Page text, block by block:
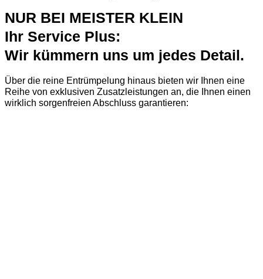
NUR BEI MEISTER KLEIN
Ihr Service Plus:
Wir kümmern uns um jedes Detail.
Über die reine Entrümpelung hinaus bieten wir Ihnen eine
Reihe von exklusiven Zusatzleistungen an, die Ihnen einen
wirklich sorgenfreien Abschluss garantieren: